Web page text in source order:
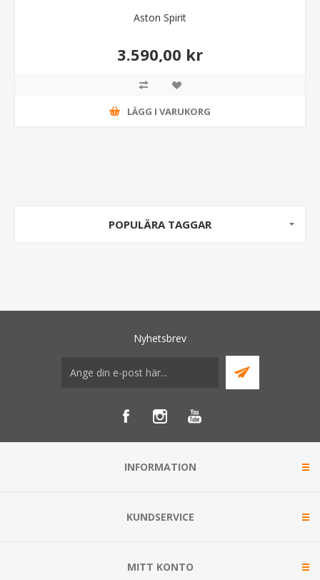
Aston Spirit
3.590,00 kr
LÄGG I VARUKORG
POPULÄRA TAGGAR
Nyhetsbrev
INFORMATION
KUNDSERVICE
MITT KONTO